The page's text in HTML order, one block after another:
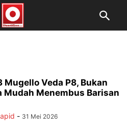
Mugello Veda P8, Bukan
Mudah Menembus Barisan
- 31 Mei 2026